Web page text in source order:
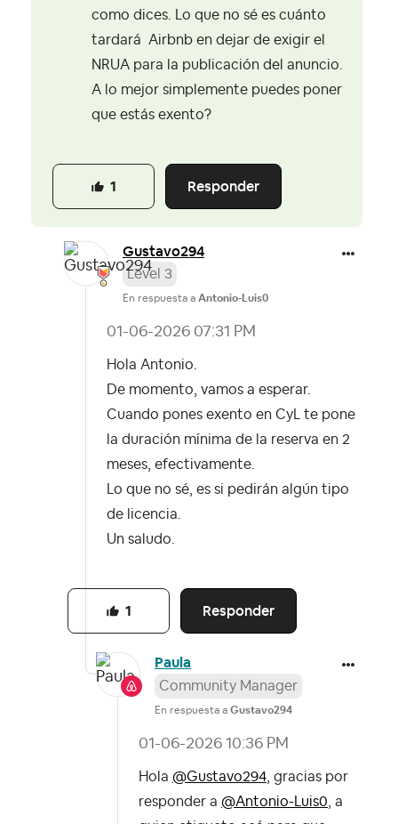
como dices. Lo que no sé es cuánto
tardará Airbnb en dejar de exigir el
NRUA para la publicación del anuncio.
A lo mejor simplemente puedes poner
que estás exento?
Responder
1
Gustavo294
Level 3
En respuesta a Antonio-Luis0
‎01-06-2026 07:31 PM
Hola Antonio.
De momento, vamos a esperar.
Cuando pones exento en CyL te pone
la duración mínima de la reserva en 2
meses, efectivamente.
Lo que no sé, es si pedirán algún tipo
de licencia.
Un saludo.
Responder
1
Paula
Community Manager
En respuesta a Gustavo294
‎01-06-2026 10:36 PM
Hola @Gustavo294, gracias por
responder a @Antonio-Luis0, a